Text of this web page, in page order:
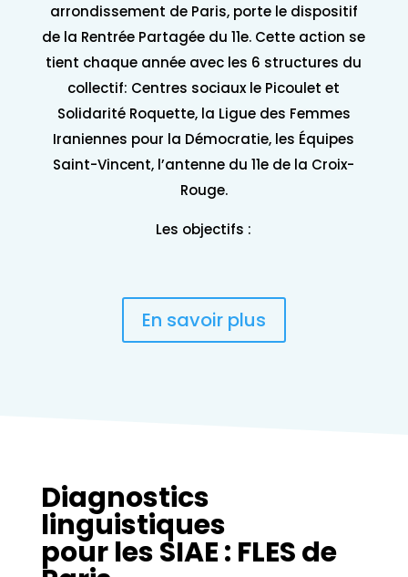
arrondissement de Paris, porte le dispositif
de la Rentrée Partagée du 11e. Cette action se
tient chaque année avec les 6 structures du
collectif: Centres sociaux le Picoulet et
Solidarité Roquette, la Ligue des Femmes
Iraniennes pour la Démocratie, les Équipes
Saint-Vincent, l’antenne du 11e de la Croix-
Rouge.
Les objectifs :
En savoir plus
Diagnostics
linguistiques
pour les SIAE : FLES de